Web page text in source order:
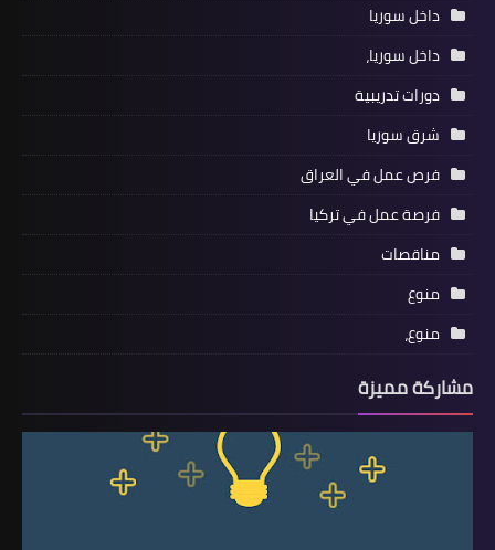
داخل سوريا
داخل سوريا،
دورات تدريبية
شرق سوريا
فرص عمل في العراق
فرصة عمل في تركيا
مناقصات
منوع
منوع،
مشاركة مميزة